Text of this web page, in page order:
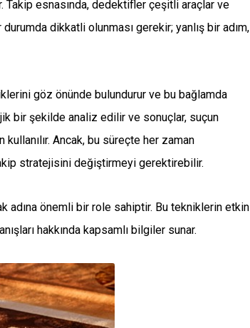
esnasında, dedektifler çeşitli araçlar ve
dikkatli olunması gerekir; yanlış bir adım,
göz önünde bulundurur ve bu bağlamda
bir şekilde analiz edilir ve sonuçlar, suçun
Ancak, bu süreçte her zaman
stratejisini değiştirmeyi gerektirebilir.
adına önemli bir role sahiptir. Bu tekniklerin etkin
hakkında kapsamlı bilgiler sunar.